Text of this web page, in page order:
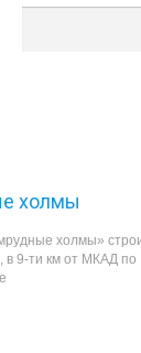
холмы
холмы»
в 9-ти км от МКАД по